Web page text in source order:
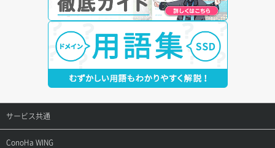
サービス共通
サポートトップ
ConoHa WING